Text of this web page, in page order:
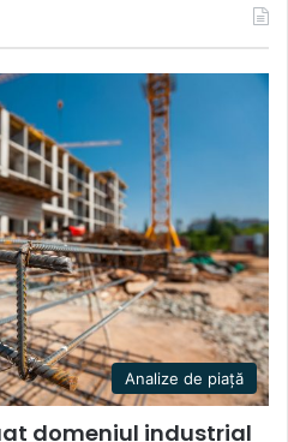
Analize de piață
domeniul industrial